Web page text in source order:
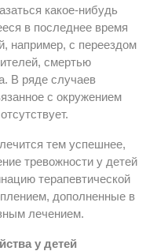
какое-нибудь
в последнее время
например, с переездом
смертью
В ряде случаев
с окружением
тем успешнее,
тревожности у детей
терапевтической
дополненные в
лечением.
у детей